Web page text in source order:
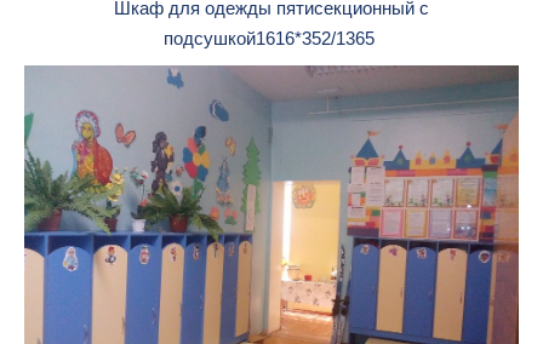
Шкаф для одежды пятисекционный с
подсушкой1616*352/1365